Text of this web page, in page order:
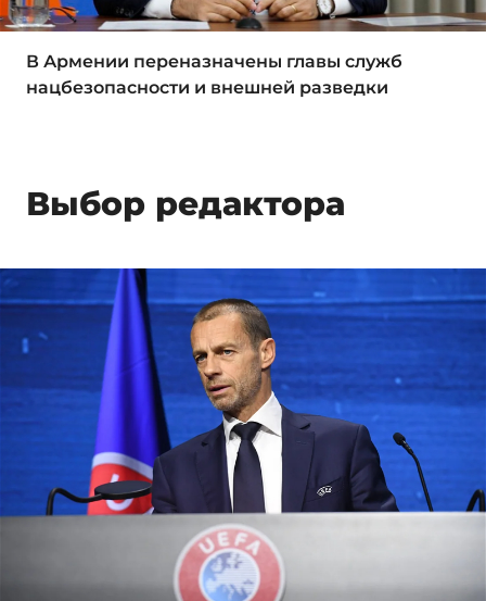
В Армении переназначены главы служб
нацбезопасности и внешней разведки
Выбор редактора